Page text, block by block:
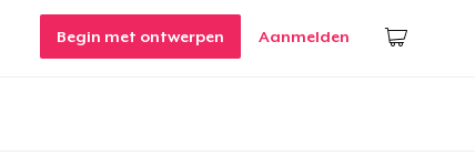
Begin met ontwerpen Aanmelden